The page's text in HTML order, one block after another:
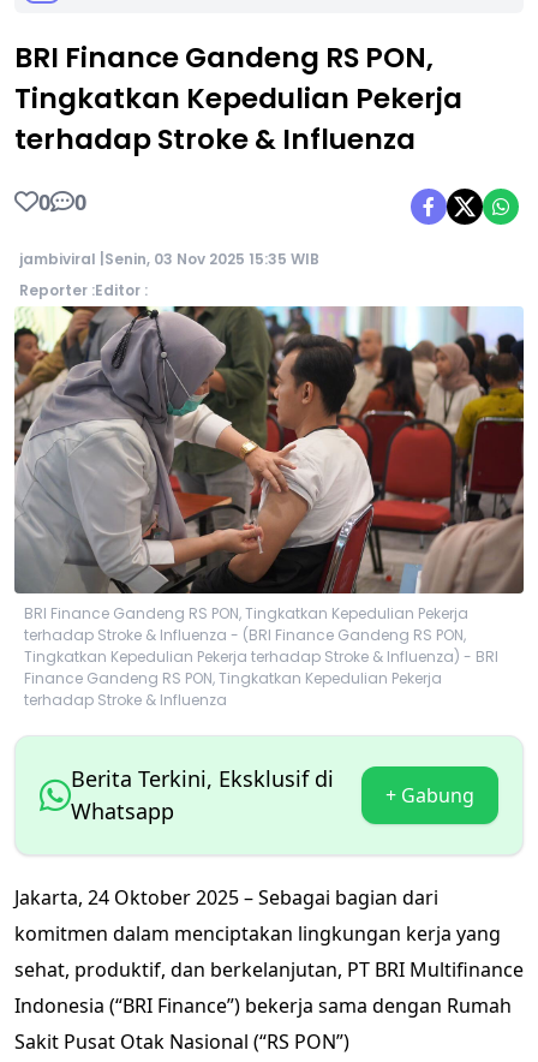
BRI Finance Gandeng RS PON,
Tingkatkan Kepedulian Pekerja
terhadap Stroke & Influenza
0 0
jambiviral | Senin, 03 Nov 2025 15:35 WIB
Reporter :Editor :
BRI Finance Gandeng RS PON, Tingkatkan Kepedulian Pekerja
terhadap Stroke & Influenza - (BRI Finance Gandeng RS PON,
Tingkatkan Kepedulian Pekerja terhadap Stroke & Influenza) - BRI
Finance Gandeng RS PON, Tingkatkan Kepedulian Pekerja
terhadap Stroke & Influenza
Berita Terkini, Eksklusif di
Whatsapp
+ Gabung
Jakarta, 24 Oktober 2025 – Sebagai bagian dari
komitmen dalam menciptakan lingkungan kerja yang
sehat, produktif, dan berkelanjutan, PT BRI Multifinance
Indonesia (“BRI Finance”) bekerja sama dengan Rumah
Sakit Pusat Otak Nasional (“RS PON”)